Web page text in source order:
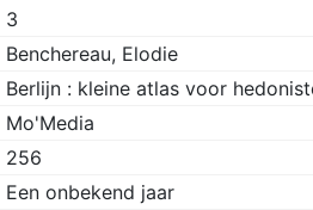
3
Benchereau, Elodie
Berlijn : kleine atlas voor
Mo'Media
256
Een onbekend jaar